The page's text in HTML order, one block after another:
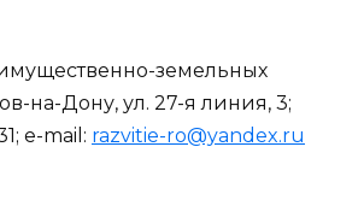
земельных
на-Дону, ул. 27-я линия, 3;
e-mail: razvitie-ro@yandex.ru